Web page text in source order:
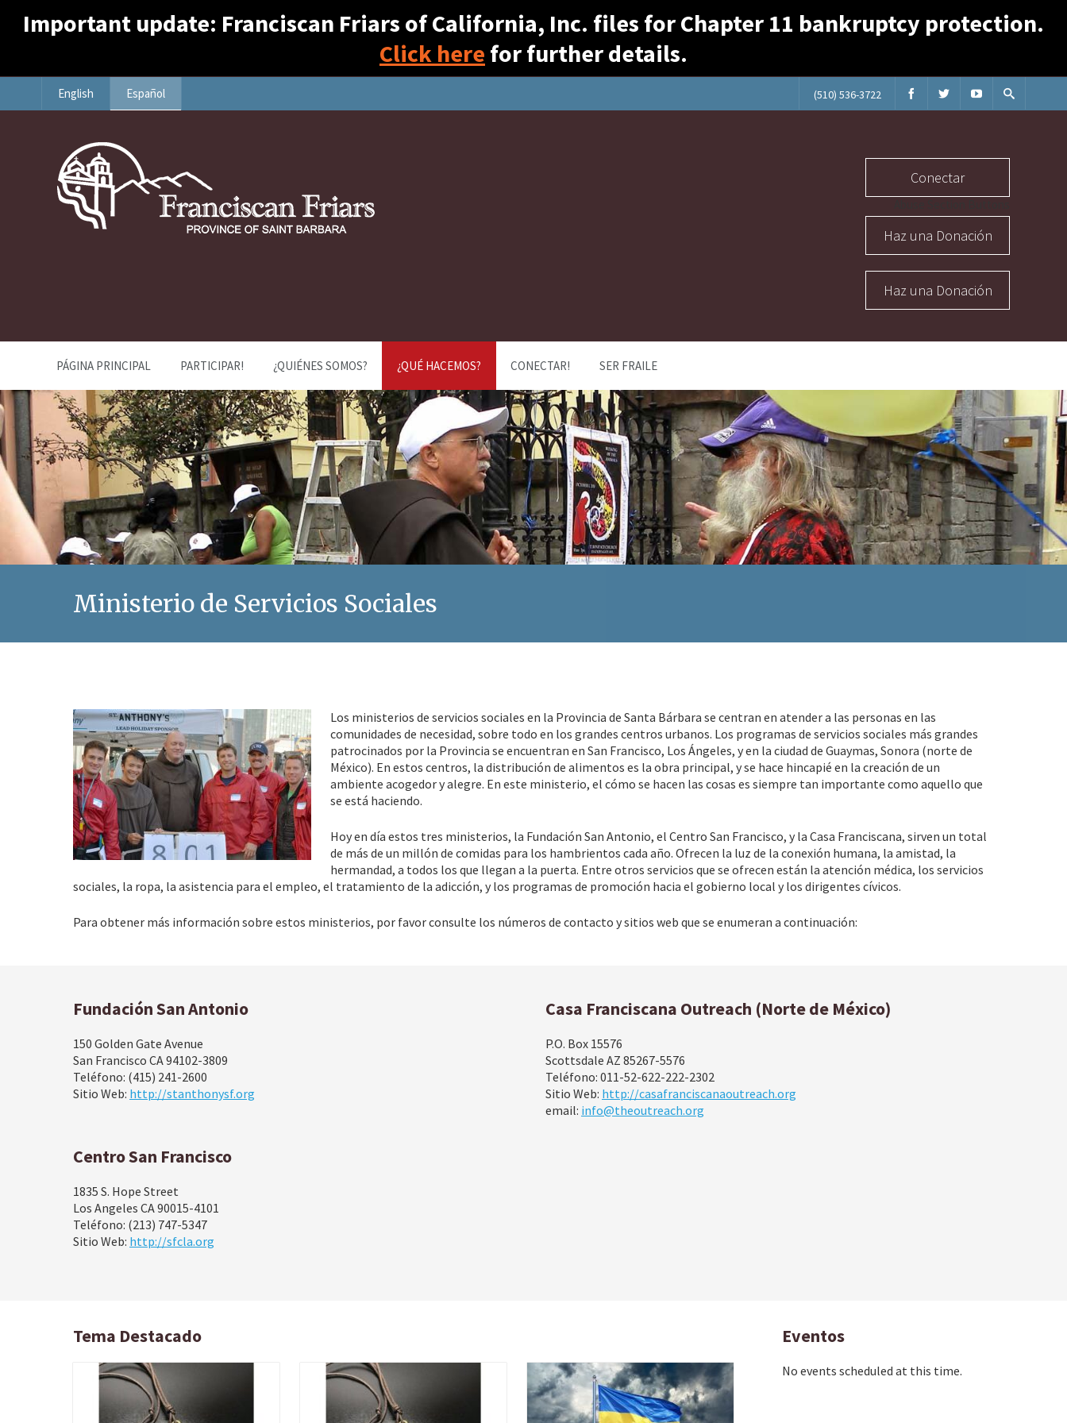
Important update: Franciscan Friars of California, Inc. files for Chapter 11 bankruptcy protection.
Click here for further details.
English Español (510) 536-3722
Conectar
Haz una Donación
Haz una Donación
PÁGINA PRINCIPAL PARTICIPAR! ¿QUIÉNES SOMOS? ¿QUÉ HACEMOS? CONECTAR! SER FRAILE
Ministerio de Servicios Sociales
Los ministerios de servicios sociales en la Provincia de Santa Bárbara se centran en atender a las personas en las
comunidades de necesidad, sobre todo en los grandes centros urbanos. Los programas de servicios sociales más grandes
patrocinados por la Provincia se encuentran en San Francisco, Los Ángeles, y en la ciudad de Guaymas, Sonora (norte de
México). En estos centros, la distribución de alimentos es la obra principal, y se hace hincapié en la creación de un
ambiente acogedor y alegre. En este ministerio, el cómo se hacen las cosas es siempre tan importante como aquello que
se está haciendo.
Hoy en día estos tres ministerios, la Fundación San Antonio, el Centro San Francisco, y la Casa Franciscana, sirven un total
de más de un millón de comidas para los hambrientos cada año. Ofrecen la luz de la conexión humana, la amistad, la
hermandad, a todos los que llegan a la puerta. Entre otros servicios que se ofrecen están la atención médica, los servicios
sociales, la ropa, la asistencia para el empleo, el tratamiento de la adicción, y los programas de promoción hacia el gobierno local y los dirigentes cívicos.
Para obtener más información sobre estos ministerios, por favor consulte los números de contacto y sitios web que se enumeran a continuación:
Fundación San Antonio
150 Golden Gate Avenue
San Francisco CA 94102-3809
Teléfono: (415) 241-2600
Sitio Web: http://stanthonysf.org
Centro San Francisco
1835 S. Hope Street
Los Angeles CA 90015-4101
Teléfono: (213) 747-5347
Sitio Web: http://sfcla.org
Casa Franciscana Outreach (Norte de México)
P.O. Box 15576
Scottsdale AZ 85267-5576
Teléfono: 011-52-622-222-2302
Sitio Web: http://casafranciscanaoutreach.org
email: info@theoutreach.org
Tema Destacado Eventos
No events scheduled at this time.